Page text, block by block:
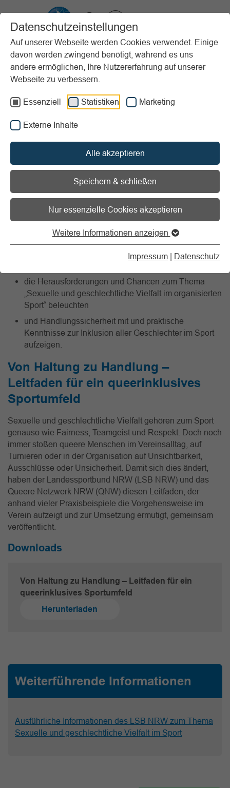
Datenschutzeinstellungen
Auf unserer Webseite werden Cookies verwendet. Einige
davon werden zwingend benötigt, während es uns
andere ermöglichen, Ihre Nutzererfahrung auf unserer
Webseite zu verbessern.
Essenziell Statistiken Marketing
Externe Inhalte
Alle akzeptieren
Speichern & schließen
Nur essenzielle Cookies akzeptieren
Weitere Informationen anzeigen
Impressum | Datenschutz
Startseite Unterstützung Sexuelle und geschlechtliche Vielfalt
Vorlesen
Informationen zum Readspeaker öffnen
Sexuelle und geschlechtliche
Vielfalt
Vielfalt nutzen –
Chancengleichheit garantieren
Das Thema geschlechtliche und sexuelle Vielfalt gewinnt
zunehmend an Bedeutung und berührt viele Akteur*innen
Spielordnungen, Umkleidemöglichkeiten oder
mit seinen Mitgliedsorganisationen möchte der LSB NRW
die Herausforderungen und Chancen zum Thema
„Sexuelle und geschlechtliche Vielfalt im organisierten
Sport“ beleuchten
und Handlungssicherheit mit und praktische
Kenntnisse zur Inklusion aller Geschlechter im Sport
aufzeigen.
Von Haltung zu Handlung –
Leitfaden für ein queerinklusives
Sportumfeld
Sexuelle und geschlechtliche Vielfalt gehören zum Sport
genauso wie Fairness, Team­geist und Respekt. Doch noch
immer stoßen queere Menschen im Vereinsalltag, auf
Turnieren oder in der Organisation auf Unsichtbarkeit,
Ausschlüsse oder Unsicherheit. Damit sich dies ändert,
haben der Landessportbund NRW (LSB NRW) und das
Queere Netzwerk NRW (QNW) diesen Leitfaden, der
anhand vieler Praxisbeispiele die Vorgehensweise im
Verein aufzeigt und zur Umsetzung ermutigt, gemeinsam
veröffentlicht.
Downloads
Von Haltung zu Handlung – Leitfaden für ein
queerinklusives Sportumfeld
Herunterladen
Weiterführende Informationen
Ausführliche Informationen des LSB NRW zum Thema
Sexuelle und geschlechtliche Vielfalt im Sport